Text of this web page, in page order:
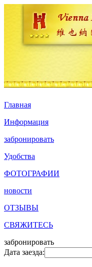
Главная
Информация
забронировать
Удобства
ФОТОГРАФИИ
новости
ОТЗЫВЫ
СВЯЖИТЕСЬ
забронировать
Дата заезда: